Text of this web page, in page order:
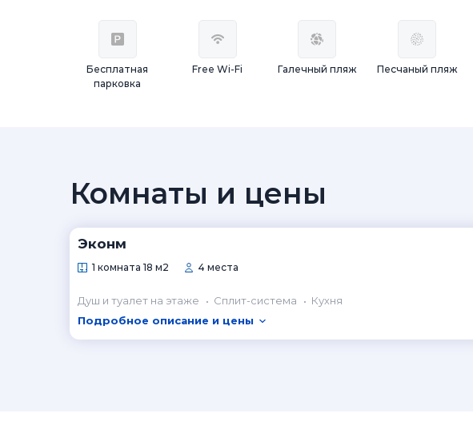
Бесплатная
парковка
Free Wi-Fi Галечный пляж Песчаный пляж
Комнаты и цены
Эконм
1 комната 18 м2 4 места
Душ и туалет на этаже Сплит-система
Кухня
Подробное описание и цены